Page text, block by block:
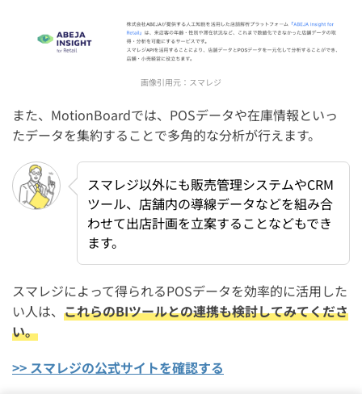
画像引用元： スマレジ
また、MotionBoardでは、POSデータや在庫情報といっ
たデータを集約することで多角的な分析が行えます。
スマレジ以外にも販売管理システムやCRM
ツール、店舗内の導線データなどを組み合
わせて出店計画を立案することなどもでき
ます。
スマレジによって得られるPOSデータを効率的に活用した
い人は、 これらのBIツールとの連携も検討してみてくださ
い。
>> スマレジの公式サイトを確認する